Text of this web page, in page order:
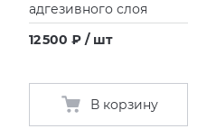
адгезивного слоя
12 500 ₽ / шт
В корзину